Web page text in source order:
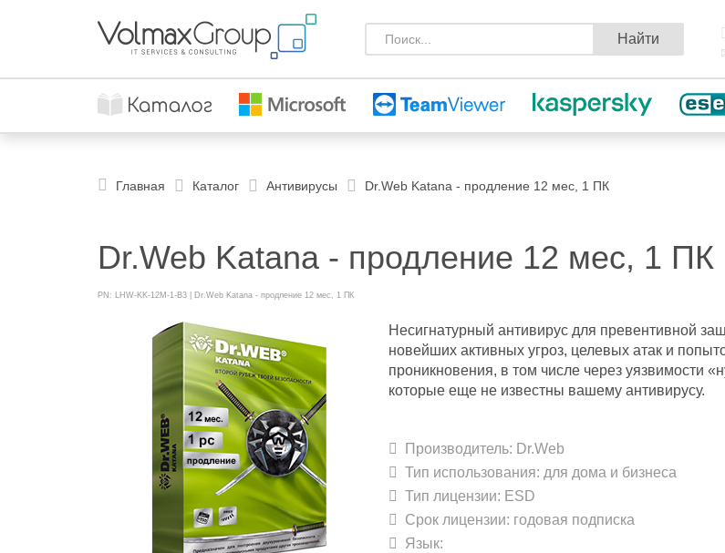
Найти
Главная Каталог Антивирусы Dr.Web Katana - продление 12 мес, 1 ПК
Dr.Web Katana - продление 12 мес, 1 ПК
PN: LHW-KK-12M-1-B3 | Dr.Web Katana - продление 12 мес, 1 ПК
Несигнатурный антивирус для превентивной
новейших активных угроз, целевых атак и
проникновения, в том числе через уязвимости
которые еще не известны вашему антивирусу.
Производитель: Dr.Web
Тип использования: для дома и бизнеса
Тип лицензии: ESD
Срок лицензии: годовая подписка
Язык: